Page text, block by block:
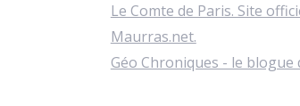
Le Comte de Paris. Site
Maurras.net.
Géo Chroniques - le blogue